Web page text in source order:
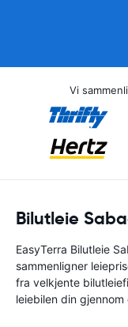
Vi
Bilutleie
EasyTerra Bilutleie
sammenligner
fra velkjente
leiebilen din